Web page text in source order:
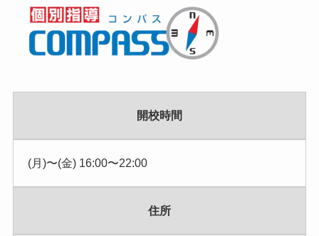
開校時間
(月)〜(金) 16:00〜22:00
住所